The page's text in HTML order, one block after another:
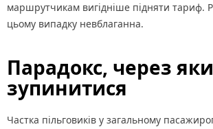
маршрутчикам вигідніше підняти тариф.
цьому випадку невблаганна.
Парадокс, через
зупинитися
Частка пільговиків у загальному